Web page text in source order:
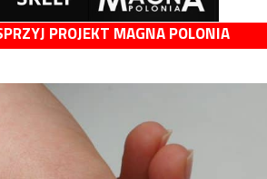
PROJEKT MAGNA POLONIA